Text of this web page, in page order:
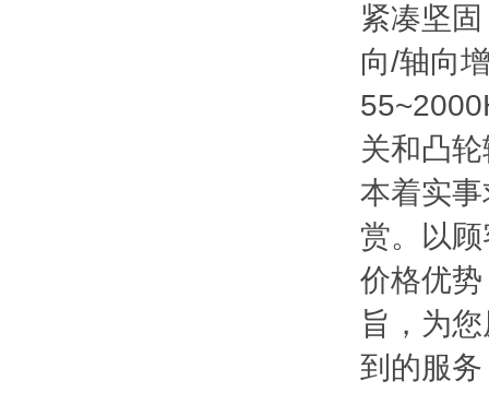
紧凑坚
向/轴向
关和凸
本着实
赏。以
价格优
旨，为
到的服